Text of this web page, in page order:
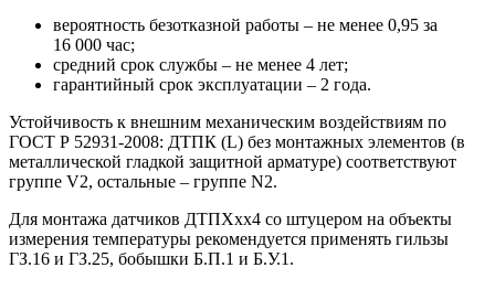
вероятность безотказной работы – не менее 0,95 за
16 000 час;
средний срок службы – не менее 4 лет;
гарантийный срок эксплуатации – 2 года.
Устойчивость к внешним механическим воздействиям по
ГОСТ Р 52931-2008: ДТПК (L) без монтажных элементов (в
металлической гладкой защитной арматуре) соответствуют
группе V2, остальные – группе N2.
Для монтажа датчиков ДТПХхх4 со штуцером на объекты
измерения температуры рекомендуется применять гильзы
ГЗ.16 и ГЗ.25, бобышки Б.П.1 и Б.У.1.